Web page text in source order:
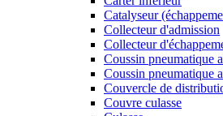
Catalyseur
Collecteur d'admission
Collecteur
Coussin pneumatique
Coussin pneumatique
Couvercle de
Couvre culasse